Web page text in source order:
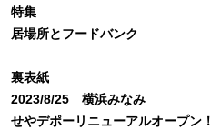
特集
居場所とフードバンク
裏表紙
2023/8/25 横浜みなみ
せやデポーリニューアルオープン！